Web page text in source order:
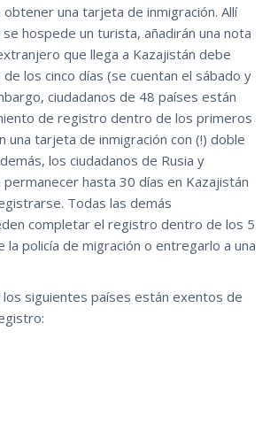
una tarjeta de inmigración. Allí
hospede un turista, añadirán una nota
que llega a Kazajistán debe
los cinco días (se cuentan el sábado y
ciudadanos de 48 países están
de registro dentro de los primeros
una tarjeta de inmigración con (!) doble
los ciudadanos de Rusia y
hasta 30 días en Kazajistán
Todas las demás
completar el registro dentro de los 5
la policía de migración o entregarlo a una
los siguientes países están exentos de